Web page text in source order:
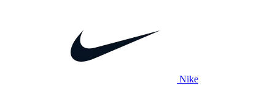
Nike